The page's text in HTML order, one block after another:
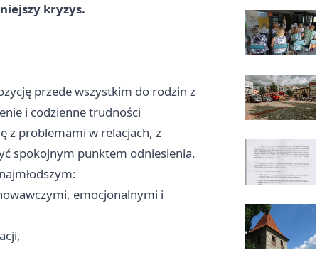
kryzys.
przede wszystkim do rodzin z
i codzienne trudności
z problemami w relacjach, z
spokojnym punktem odniesienia.
emocjonalnymi i